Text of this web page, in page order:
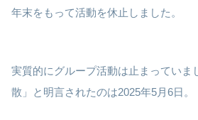
年末をもって活動を休止しました。
実質的にグループ活動は止まっていま
散」と明言されたのは2025年5月6日。